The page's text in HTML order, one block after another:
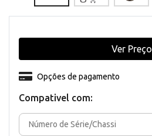
Compativel com:
Opções de pagamento
Ver Preço